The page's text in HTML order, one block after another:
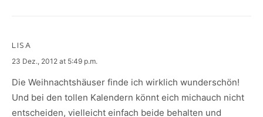
LISA
says:
23 Dez., 2012 at 5:49 p.m.
Die Weihnachtshäuser finde ich wirklich wunderschön!
Und bei den tollen Kalendern könnt eich michauch nicht
entscheiden, vielleicht einfach beide behalten und